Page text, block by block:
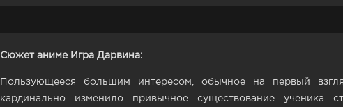
Сюжет аниме Игра Дарвина:
Пользующееся большим интересом, обычное на первый
кардинально изменило привычное существование ученика